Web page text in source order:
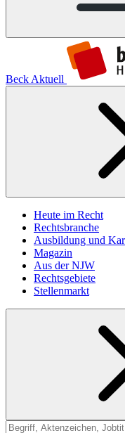
Beck Aktuell
Heute im Recht
Rechtsbranche
Ausbildung und
Magazin
Aus der NJW
Rechtsgebiete
Stellenmarkt
Suche